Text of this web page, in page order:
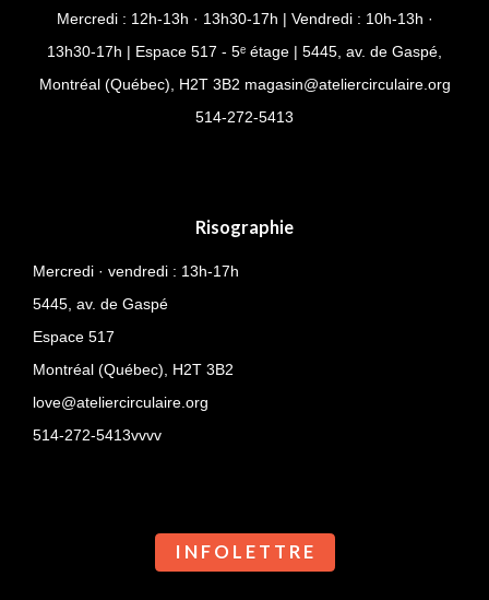
Mercredi : 12h-13h · 13h30-17h | Vendredi : 10h-13h ·
13h30-17h | Espace 517 - 5ᵉ étage | 5445, av. de Gaspé,
Montréal (Québec), H2T 3B2 magasin@ateliercirculaire.org
514-272-5413
Risographie
Mercredi · vendredi : 13h-17h
5445, av. de Gaspé
Espace 517
Montréal (Québec), H2T 3B2
love@ateliercirculaire.org
514-272-5413vvvv
I N F O L E T T R E